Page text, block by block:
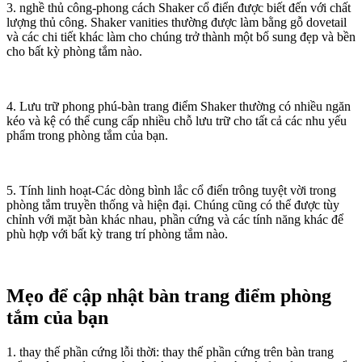
3. nghề thủ công-phong cách Shaker cổ điển được biết đến với chất
lượng thủ công. Shaker vanities thường được làm bằng gỗ dovetail
và các chi tiết khác làm cho chúng trở thành một bổ sung đẹp và bền
cho bất kỳ phòng tắm nào.
4. Lưu trữ phong phú-bàn trang điểm Shaker thường có nhiều ngăn
kéo và kệ có thể cung cấp nhiều chỗ lưu trữ cho tất cả các nhu yếu
phẩm trong phòng tắm của bạn.
5. Tính linh hoạt-Các dòng bình lắc cổ điển trông tuyệt vời trong
phòng tắm truyền thống và hiện đại. Chúng cũng có thể được tùy
chỉnh với mặt bàn khác nhau, phần cứng và các tính năng khác để
phù hợp với bất kỳ trang trí phòng tắm nào.
Mẹo để cập nhật bàn trang điểm phòng
tắm của bạn
1. thay thế phần cứng lỗi thời: thay thế phần cứng trên bàn trang